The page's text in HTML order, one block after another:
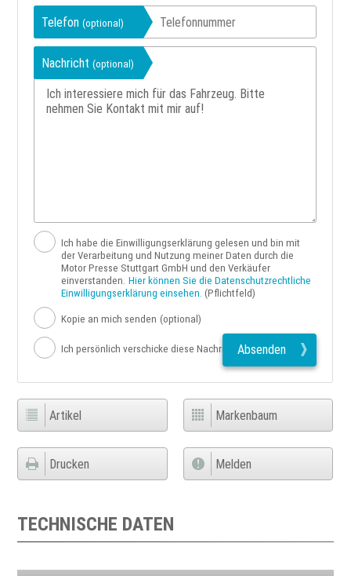
Telefon(optional)
Nachricht(optional)
Ich habe die Einwilligungserklärung gelesen und bin mit
der Verarbeitung und Nutzung meiner Daten durch die
Motor Presse Stuttgart GmbH und den Verkäufer
einverstanden. Hier können Sie die Datenschutzrechtliche
Einwilligungserklärung einsehen. (Pflichtfeld)
Kopie an mich senden (optional)
Ich persönlich verschicke diese Nachricht Absenden
Artikel Markenbaum
Drucken Melden
TECHNISCHE DATEN